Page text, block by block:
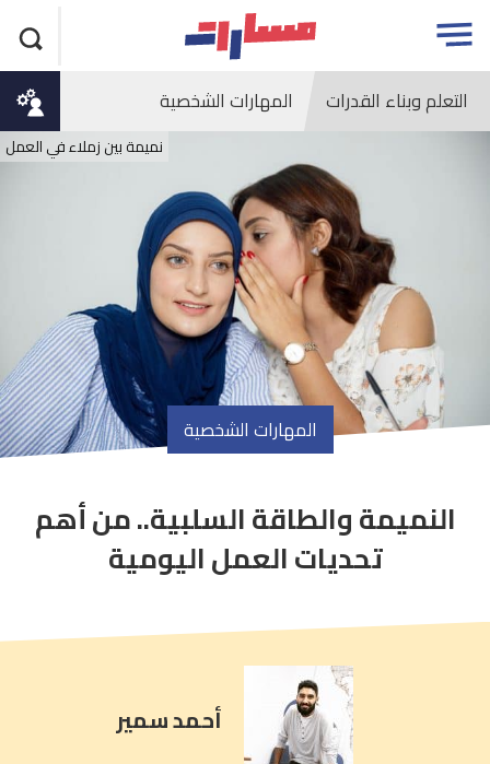
تجاوز
الاعلان
Open
menu
التعلم وبناء القدرات المهارات الشخصية
نميمة بين زملاء في العمل
المهارات الشخصية
article
comment
count
النميمة والطاقة السلبية.. من أهم
تحديات العمل اليومية
أحمد سمير